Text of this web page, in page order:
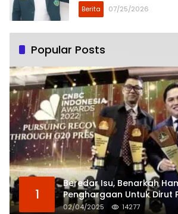
Berita 07/25/2026
Popular Posts
1
Beredar Isu, Benarkah
Penghargaan Untuk Dirut
02/04/2025 14277